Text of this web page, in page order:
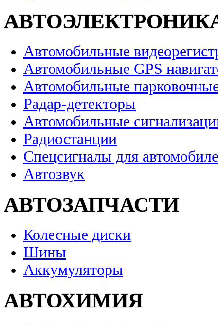
Автомобильные
Автомобильные GPS
Автомобильные
Радар-детекторы
Автомобильные
Радиостанции
Спецсигналы для
Автозвук
АВТОЗАПЧАСТИ
Колесные диски
Шины
Аккумуляторы
АВТОХИМИЯ